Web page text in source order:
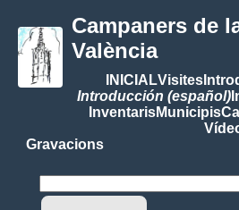
Campaners de
València
INICIALVisites
Introducción (español)
InventarisMunicipis
Gravacions